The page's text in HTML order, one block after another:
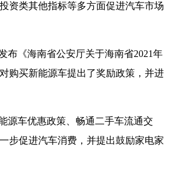
资类其他指标等多方面促进汽车市场
布《海南省公安厅关于海南省2021年
购买新能源车提出了奖励政策，并进
源车优惠政策、畅通二手车流通交
步促进汽车消费，并提出鼓励家电家